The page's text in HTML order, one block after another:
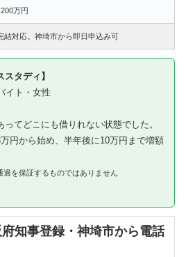
万円
結対応。神埼市から即日申込み可
スタディ】
イト・女性
ってどこにも借りれない状態でした。
円から始め、半年後に10万円まで増額
を保証するものではありません
知事登録・神埼市から電話